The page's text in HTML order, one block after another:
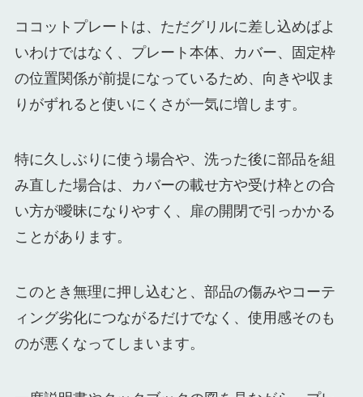
ココットプレートは、ただグリルに差し込めばよ
いわけではなく、プレート本体、カバー、固定枠
の位置関係が前提になっているため、向きや収ま
りがずれると使いにくさが一気に増します。
特に久しぶりに使う場合や、洗った後に部品を組
み直した場合は、カバーの載せ方や受け枠との合
い方が曖昧になりやすく、扉の開閉で引っかかる
ことがあります。
このとき無理に押し込むと、部品の傷みやコーテ
ィング劣化につながるだけでなく、使用感そのも
のが悪くなってしまいます。